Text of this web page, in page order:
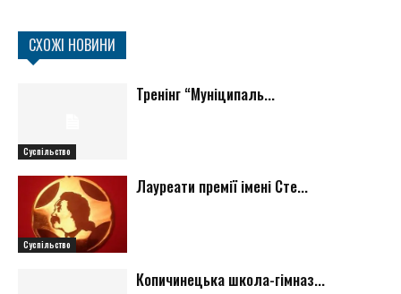
СХОЖІ НОВИНИ
Суспільство
Тренінг “Муніципаль...
Суспільство
Лауреати премії імені Сте...
Копичинецька школа-гімназ...